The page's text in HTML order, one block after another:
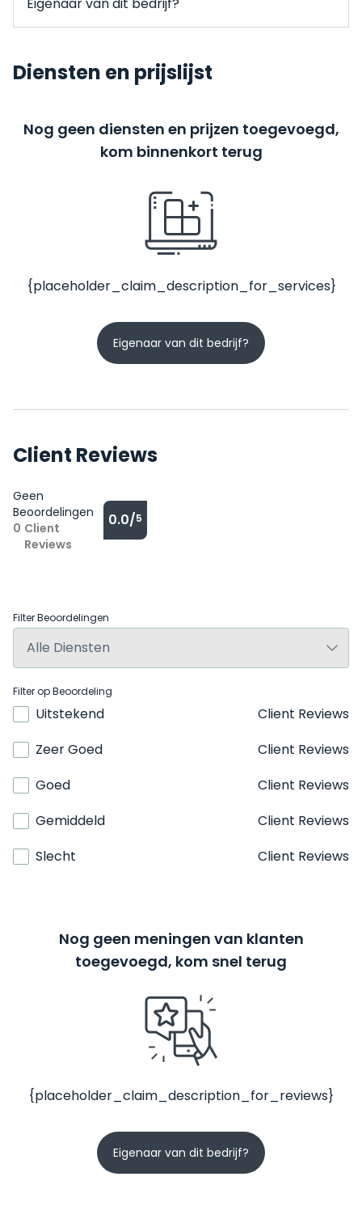
Diensten en prijslijst
Nog geen diensten en prijzen toegevoegd,
kom binnenkort terug
{placeholder_claim_description_for_services}
Eigenaar van dit bedrijf?
Client Reviews
Geen
Beoordelingen
0 Client
Reviews
0.0/5
Filter Beoordelingen
Filter op Beoordeling
Uitstekend
Client Reviews
Zeer Goed
Client Reviews
Goed
Client Reviews
Gemiddeld
Client Reviews
Slecht
Client Reviews
Nog geen meningen van klanten
toegevoegd, kom snel terug
{placeholder_claim_description_for_reviews}
Eigenaar van dit bedrijf?